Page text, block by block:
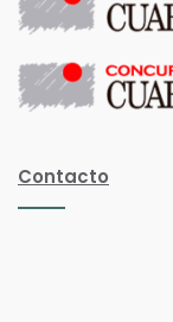
Contacto